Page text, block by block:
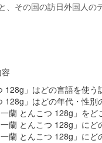
、その国の訪日外国人の
128g」はどの言語を使
128g」はどの年代・性
蘭 とんこつ 128g」を
蘭 とんこつ 128g」に
蘭 とんこつ 128g」に